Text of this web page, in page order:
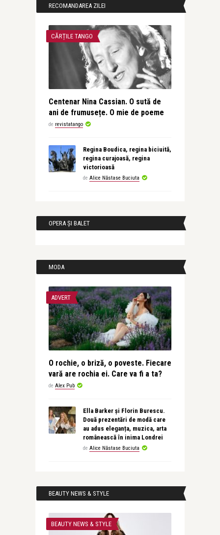
RECOMANDAREA ZILEI
CĂRȚILE TANGO
Centenar Nina Cassian. O sută de
ani de frumusețe. O mie de poeme
de revistatango
Regina Boudica, regina biciuită,
regina curajoasă, regina
victorioasă
de Alice Năstase Buciuta
OPERA ȘI BALET
MODA
ADVERT
O rochie, o briză, o poveste. Fiecare
vară are rochia ei. Care va fi a ta?
de Alex Pub
Ella Barker și Florin Burescu.
Două prezentări de modă care
au adus eleganța, muzica, arta
românească în inima Londrei
de Alice Năstase Buciuta
BEAUTY NEWS & STYLE
BEAUTY NEWS & STYLE